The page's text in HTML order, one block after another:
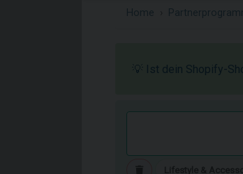
Home
💡 Ist dein Shopify-